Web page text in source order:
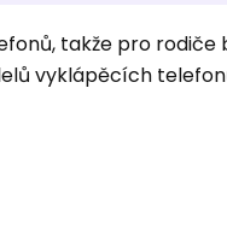
takže pro
vyklápěcích